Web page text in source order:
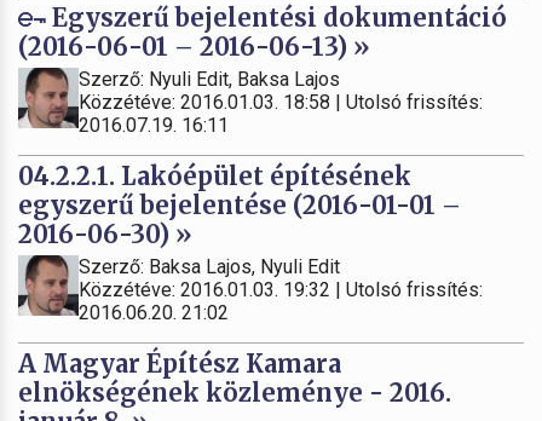
Egyszerű bejelentési dokumentáció
(2016-06-01 – 2016-06-13) »
Szerző: Nyuli Edit, Baksa Lajos
Közzétéve: 2016.01.03. 18:58 | Utolsó frissítés:
2016.07.19. 16:11
04.2.2.1. Lakóépület építésének
egyszerű bejelentése (2016-01-01 –
2016-06-30) »
Szerző: Baksa Lajos, Nyuli Edit
Közzétéve: 2016.01.03. 19:32 | Utolsó frissítés:
2016.06.20. 21:02
A Magyar Építész Kamara
elnökségének közleménye - 2016.